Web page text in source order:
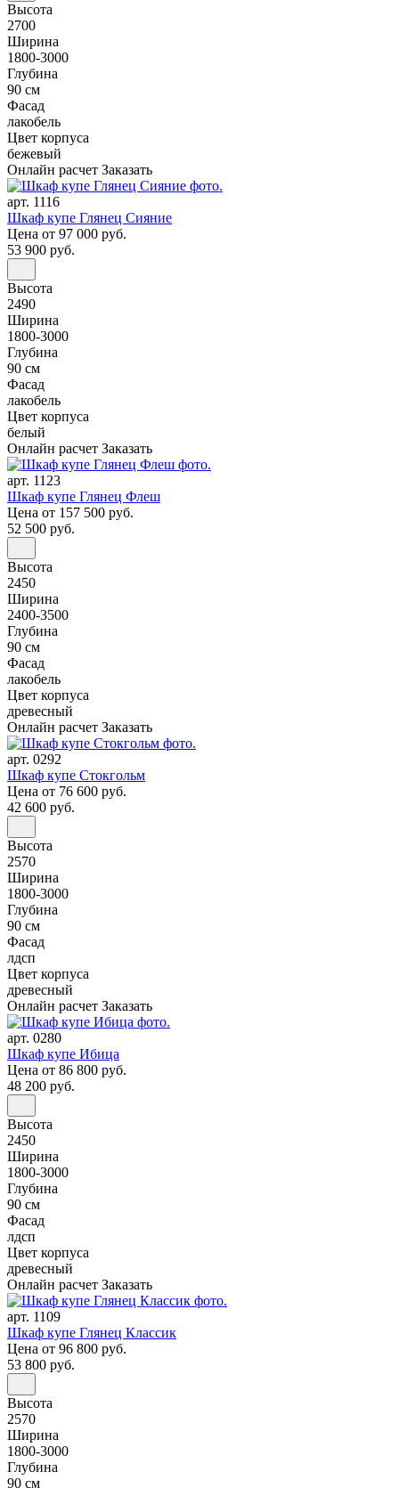
Высота
2700
Ширина
1800-3000
Глубина
90 см
Фасад
лакобель
Цвет корпуса
бежевый
Онлайн расчет Заказать
арт. 1116
Шкаф купе Глянец Сияние
Цена от 97 000 руб.
53 900 руб.
Высота
2490
Ширина
1800-3000
Глубина
90 см
Фасад
лакобель
Цвет корпуса
белый
Онлайн расчет Заказать
арт. 1123
Шкаф купе Глянец Флеш
Цена от 157 500 руб.
52 500 руб.
Высота
2450
Ширина
2400-3500
Глубина
90 см
Фасад
лакобель
Цвет корпуса
древесный
Онлайн расчет Заказать
арт. 0292
Шкаф купе Стокгольм
Цена от 76 600 руб.
42 600 руб.
Высота
2570
Ширина
1800-3000
Глубина
90 см
Фасад
лдсп
Цвет корпуса
древесный
Онлайн расчет Заказать
арт. 0280
Шкаф купе Ибица
Цена от 86 800 руб.
48 200 руб.
Высота
2450
Ширина
1800-3000
Глубина
90 см
Фасад
лдсп
Цвет корпуса
древесный
Онлайн расчет Заказать
арт. 1109
Шкаф купе Глянец Классик
Цена от 96 800 руб.
53 800 руб.
Высота
2570
Ширина
1800-3000
Глубина
90 см